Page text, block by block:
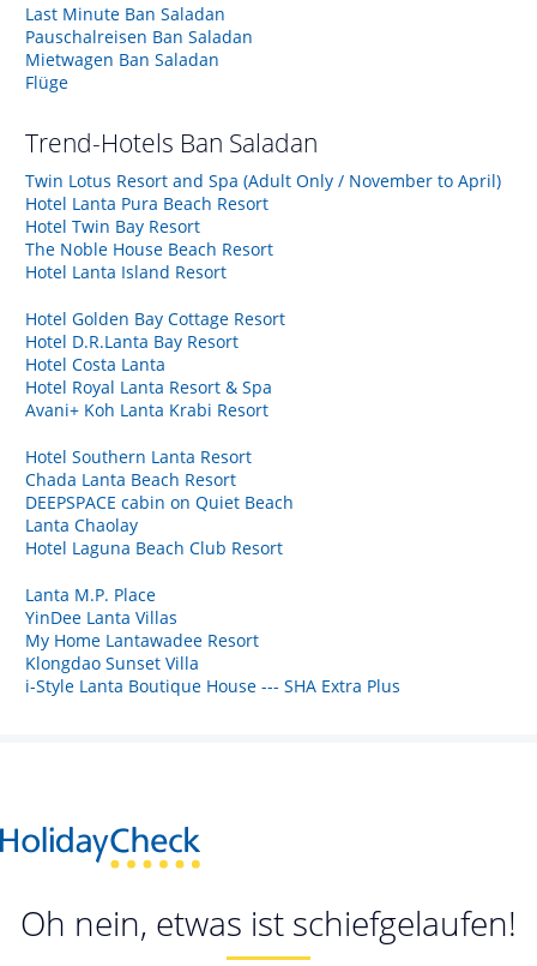
Last Minute Ban Saladan
Pauschalreisen Ban Saladan
Mietwagen Ban Saladan
Flüge
Trend-Hotels Ban Saladan
Twin Lotus Resort and Spa (Adult Only / November to April)
Hotel Lanta Pura Beach Resort
Hotel Twin Bay Resort
The Noble House Beach Resort
Hotel Lanta Island Resort
Hotel Golden Bay Cottage Resort
Hotel D.R.Lanta Bay Resort
Hotel Costa Lanta
Hotel Royal Lanta Resort & Spa
Avani+ Koh Lanta Krabi Resort
Hotel Southern Lanta Resort
Chada Lanta Beach Resort
DEEPSPACE cabin on Quiet Beach
Lanta Chaolay
Hotel Laguna Beach Club Resort
Lanta M.P. Place
YinDee Lanta Villas
My Home Lantawadee Resort
Klongdao Sunset Villa
i-Style Lanta Boutique House --- SHA Extra Plus
Oh nein, etwas ist schiefgelaufen!